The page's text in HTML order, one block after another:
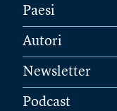
Paesi
Autori
Newsletter
Podcast